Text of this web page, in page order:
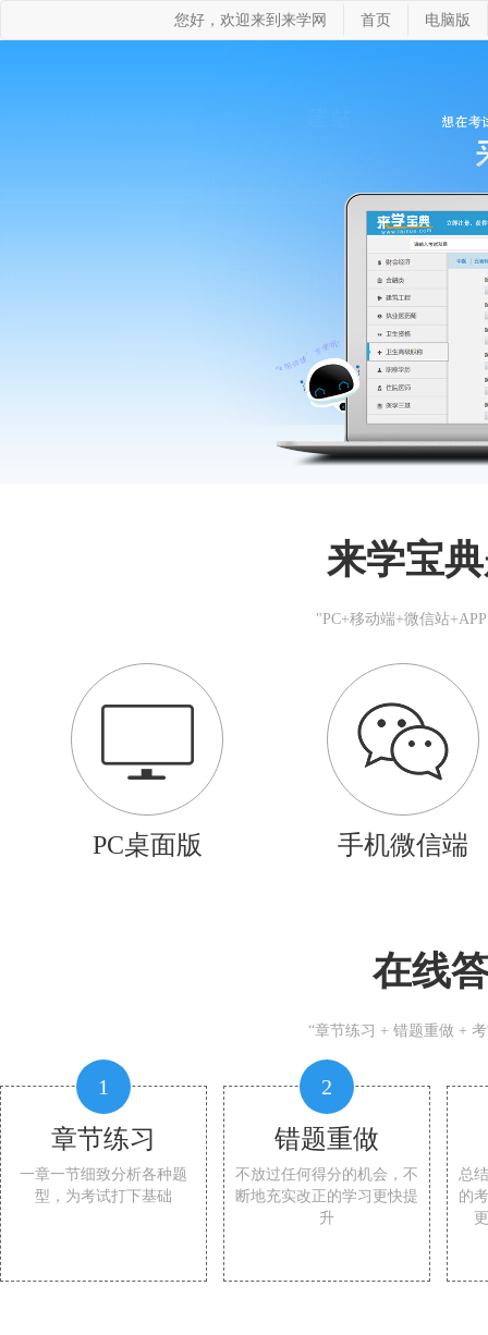
您好，欢迎来到来学网 首页 电脑版
来学宝
"PC+移动端+微信站
PC桌面版 手机微信端
在线
“章节练习 + 错题重做 +
1
章节练习
一章一节细致分析各种题
型，为考试打下基础
2
错题重做
不放过任何得分的机会，不
断地充实改正的学习更快提
升
总
的